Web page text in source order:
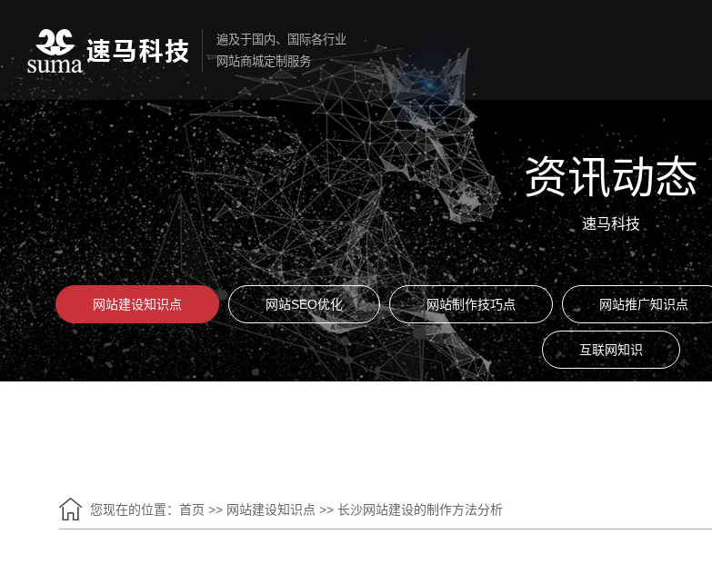
遍及于国内、国际各行业
网站商城定制服务
资讯动态
速马科技
网站建设知识点 网站SEO优化 网站制作技巧点 网站推广知识点
互联网知识
您现在的位置： 首页 >> 网站建设知识点 >> 长沙网站建设的制作方法分析